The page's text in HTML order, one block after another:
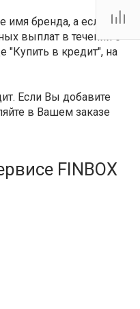
Пн.-пт.: 10:00-19:00 Сб.:
10:00-17:00 Вс.:
бренда, а если
выплат в течении 6
"Купить в кредит", на
Если Вы добавите
в Вашем заказе
FINBOX